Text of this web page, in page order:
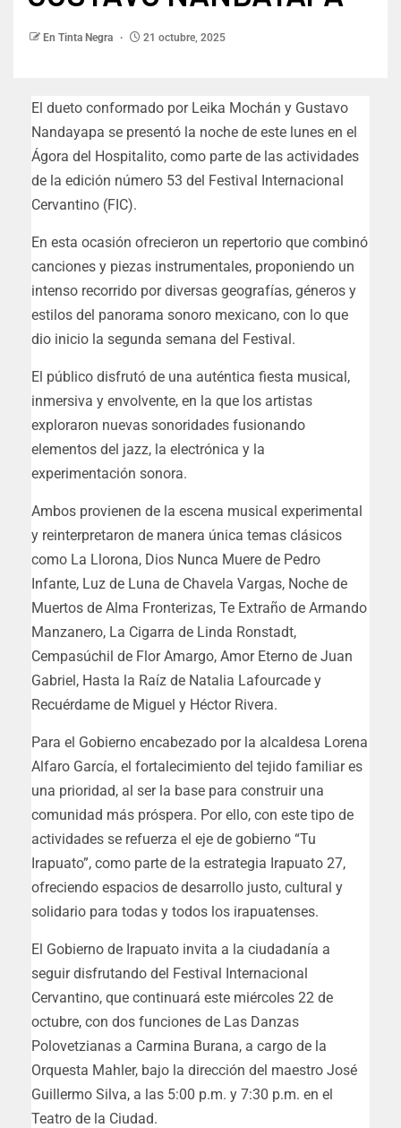
En Tinta Negra 21 octubre, 2025
El dueto conformado por Leika Mochán y Gustavo
Nandayapa se presentó la noche de este lunes en el
Ágora del Hospitalito, como parte de las actividades
de la edición número 53 del Festival Internacional
Cervantino (FIC).
En esta ocasión ofrecieron un repertorio que combinó
canciones y piezas instrumentales, proponiendo un
intenso recorrido por diversas geografías, géneros y
estilos del panorama sonoro mexicano, con lo que
dio inicio la segunda semana del Festival.
El público disfrutó de una auténtica fiesta musical,
inmersiva y envolvente, en la que los artistas
exploraron nuevas sonoridades fusionando
elementos del jazz, la electrónica y la
experimentación sonora.
Ambos provienen de la escena musical experimental
y reinterpretaron de manera única temas clásicos
como La Llorona, Dios Nunca Muere de Pedro
Infante, Luz de Luna de Chavela Vargas, Noche de
Muertos de Alma Fronterizas, Te Extraño de Armando
Manzanero, La Cigarra de Linda Ronstadt,
Cempasúchil de Flor Amargo, Amor Eterno de Juan
Gabriel, Hasta la Raíz de Natalia Lafourcade y
Recuérdame de Miguel y Héctor Rivera.
Para el Gobierno encabezado por la alcaldesa Lorena
Alfaro García, el fortalecimiento del tejido familiar es
una prioridad, al ser la base para construir una
comunidad más próspera. Por ello, con este tipo de
actividades se refuerza el eje de gobierno “Tu
Irapuato”, como parte de la estrategia Irapuato 27,
ofreciendo espacios de desarrollo justo, cultural y
solidario para todas y todos los irapuatenses.
El Gobierno de Irapuato invita a la ciudadanía a
seguir disfrutando del Festival Internacional
Cervantino, que continuará este miércoles 22 de
octubre, con dos funciones de Las Danzas
Polovetzianas a Carmina Burana, a cargo de la
Orquesta Mahler, bajo la dirección del maestro José
Guillermo Silva, a las 5:00 p.m. y 7:30 p.m. en el
Teatro de la Ciudad.